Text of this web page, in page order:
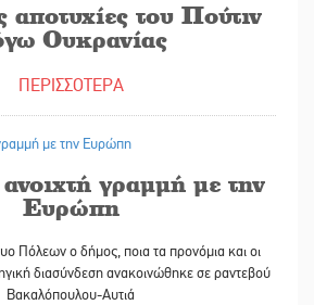
αποτυχίες του Πούτιν
Ουκρανίας
ΠΕΡΙΣΣΟΤΕΡΑ
γραμμή με την
Ευρώπη
Πόλεων ο δήμος, ποια τα προνόμια και οι
διασύνδεση ανακοινώθηκε σε ραντεβού
Βακαλόπουλου-Αυτιά